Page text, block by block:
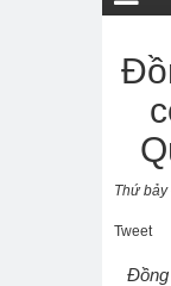
Thứ
Tweet
Đồng